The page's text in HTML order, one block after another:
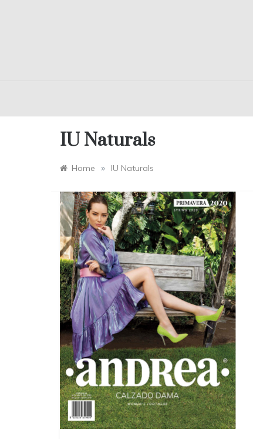
IU Naturals
Home » IU Naturals